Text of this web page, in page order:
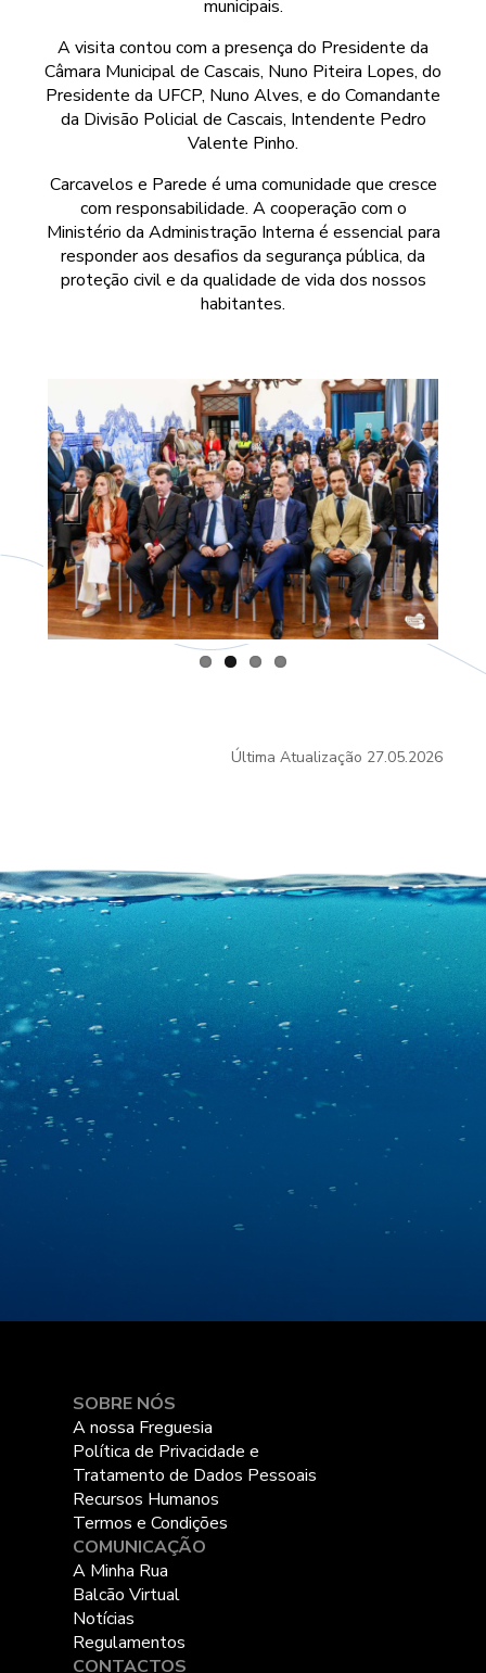
municipais.
A visita contou com a presença do Presidente da
Câmara Municipal de Cascais, Nuno Piteira Lopes, do
Presidente da UFCP, Nuno Alves, e do Comandante
da Divisão Policial de Cascais, Intendente Pedro
Valente Pinho.
Carcavelos e Parede é uma comunidade que cresce
com responsabilidade. A cooperação com o
Ministério da Administração Interna é essencial para
responder aos desafios da segurança pública, da
proteção civil e da qualidade de vida dos nossos
habitantes.
Previous Next
Última Atualização 27.05.2026
SOBRE NÓS
A nossa Freguesia
Política de Privacidade e
Tratamento de Dados Pessoais
Recursos Humanos
Termos e Condições
COMUNICAÇÃO
A Minha Rua
Balcão Virtual
Notícias
Regulamentos
CONTACTOS